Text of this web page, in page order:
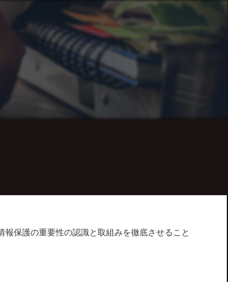
保護の重要性の認識と取組みを徹底させること